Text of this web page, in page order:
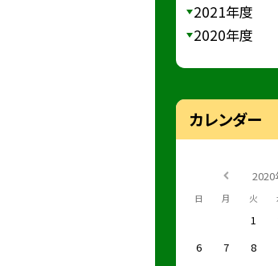
2021年度
2020年度
カレンダー
2020
日 月 火
1
6
7 8